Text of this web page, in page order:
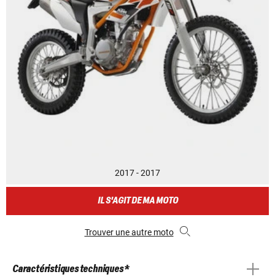
2017 - 2017
IL S'AGIT DE MA MOTO
Trouver une autre moto
Caractéristiques techniques *